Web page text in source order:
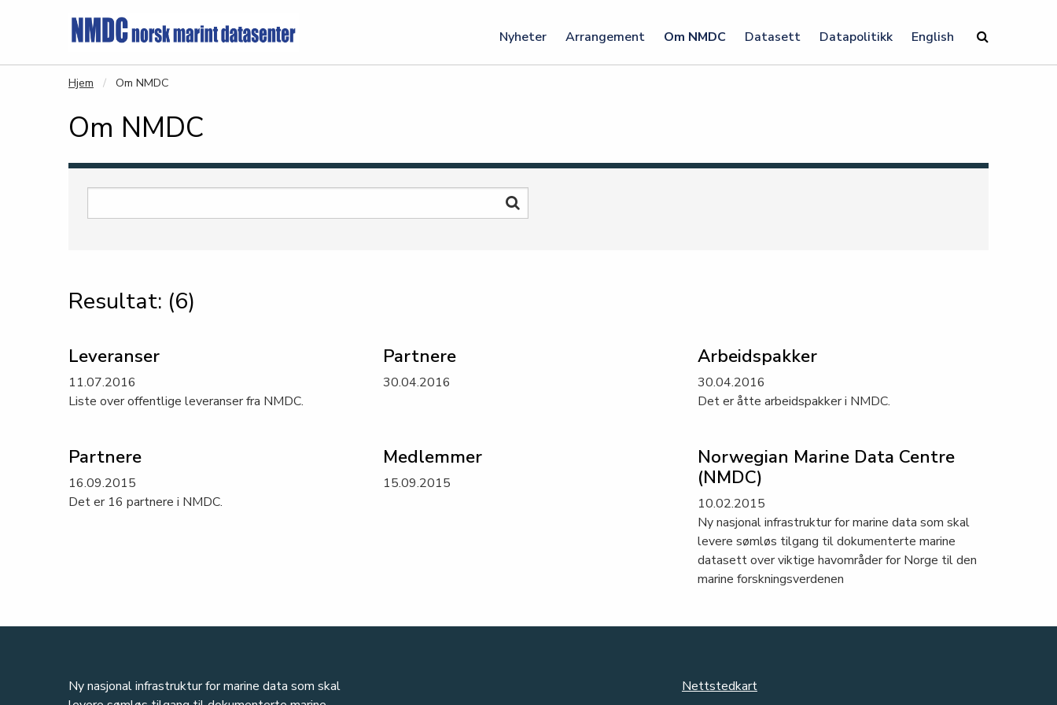
Nyheter
Arrangement Om NMDC Datasett Datapolitikk English
Hjem Om NMDC
Om NMDC
Resultat: (6)
Leveranser
11.07.2016
Liste over offentlige leveranser fra NMDC.
Partnere
30.04.2016
Arbeidspakker
30.04.2016
Det er åtte arbeidspakker i NMDC.
Partnere
16.09.2015
Det er 16 partnere i NMDC.
Medlemmer
15.09.2015
Norwegian Marine Data Centre
(NMDC)
10.02.2015
Ny nasjonal infrastruktur for marine data som skal
levere sømløs tilgang til dokumenterte marine
datasett over viktige havområder for Norge til den
marine forskningsverdenen
Ny nasjonal infrastruktur for marine data som skal
Nettstedkart